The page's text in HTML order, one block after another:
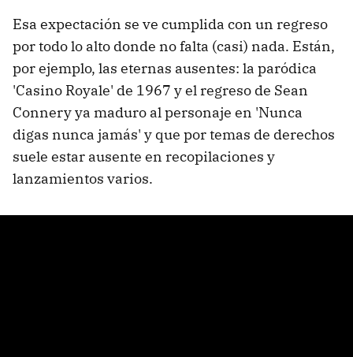
Esa expectación se ve cumplida con un regreso
por todo lo alto donde no falta (casi) nada. Están,
por ejemplo, las eternas ausentes: la paródica
'Casino Royale' de 1967 y el regreso de Sean
Connery ya maduro al personaje en 'Nunca
digas nunca jamás' y que por temas de derechos
suele estar ausente en recopilaciones y
lanzamientos varios.